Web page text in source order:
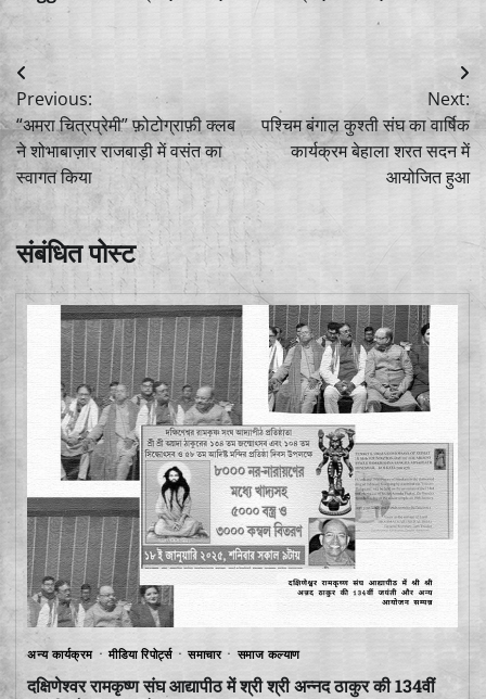
Post
navigation
Previous:
“अमरा चित्रप्रेमी” फ़ोटोग्राफ़ी क्लब
ने शोभाबाज़ार राजबाड़ी में वसंत का
स्वागत किया
Next:
पश्चिम बंगाल कुश्ती संघ का वार्षिक
कार्यक्रम बेहाला शरत सदन में
आयोजित हुआ
संबंधित पोस्ट
अन्य कार्यक्रम मीडिया रिपोर्ट्स समाचार समाज कल्याण
दक्षिणेश्वर रामकृष्ण संघ आद्यापीठ में श्री श्री अन्नद ठाकुर की 134वीं